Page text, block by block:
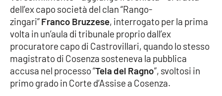
Venti di comunicazione
STREAMING
LaC TV
dell’ex capo società del clan “Rango-
zingari”Franco Bruzzese, interrogato per la prima
volta in un’aula di tribunale proprio dall’ex
procuratore capo di Castrovillari, quando lo stesso
magistrato di Cosenza sosteneva la pubblica
accusa nel processo “Tela del Ragno”, svoltosi in
primo grado in Corte d’Assise a Cosenza.